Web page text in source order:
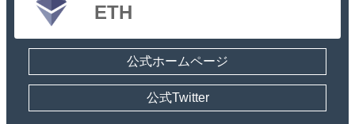
ETH
公式ホームページ
公式Twitter